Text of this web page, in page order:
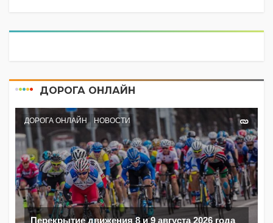
ДОРОГА ОНЛАЙН
ДОРОГА ОНЛАЙН НОВОСТИ
Перекрытие движения 8 и 9 августа 2026 года